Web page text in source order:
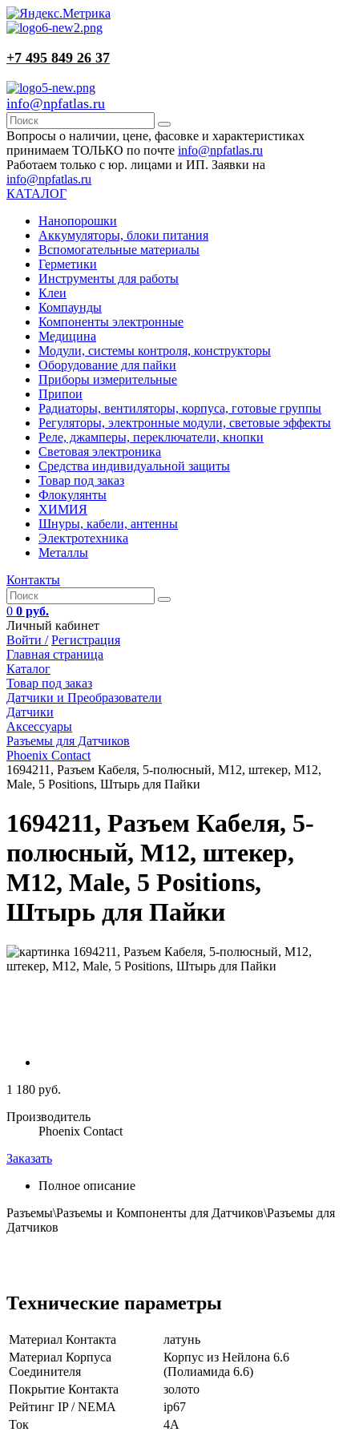
+7 495 849 26 37
info@npfatlas.ru
Вопросы о наличии, цене, фасовке и характеристиках
принимаем ТОЛЬКО по почте info@npfatlas.ru
Работаем только с юр. лицами и ИП. Заявки на
info@npfatlas.ru
КАТАЛОГ
Нанопорошки
Аккумуляторы, блоки питания
Вспомогательные материалы
Герметики
Инструменты для работы
Клеи
Компаунды
Компоненты электронные
Медицина
Модули, системы контроля, конструкторы
Оборудование для пайки
Приборы измерительные
Припои
Радиаторы, вентиляторы, корпуса, готовые группы
Регуляторы, электронные модули, световые эффекты
Реле, джамперы, переключатели, кнопки
Световая электроника
Средства индивидуальной защиты
Товар под заказ
Флокулянты
ХИМИЯ
Шнуры, кабели, антенны
Электротехника
Металлы
Контакты
0 0 руб.
Личный кабинет
Войти / Регистрация
Главная страница
Каталог
Товар под заказ
Датчики и Преобразователи
Датчики
Аксессуары
Разъемы для Датчиков
Phoenix Contact
1694211, Разъем Кабеля, 5-полюсный, M12, штекер, M12,
Male, 5 Positions, Штырь для Пайки
1694211, Разъем Кабеля, 5-
полюсный, M12, штекер,
M12, Male, 5 Positions,
Штырь для Пайки
1 180 руб.
Производитель
Phoenix Contact
Заказать
Полное описание
Разъемы\Разъемы и Компоненты для Датчиков\Разъемы для
Датчиков
Технические параметры
Материал Контакта
латунь
Материал Корпуса
Соединителя
Корпус из Нейлона 6.6
(Полиамида 6.6)
Покрытие Контакта
золото
Рейтинг IP / NEMA
ip67
Ток
4А